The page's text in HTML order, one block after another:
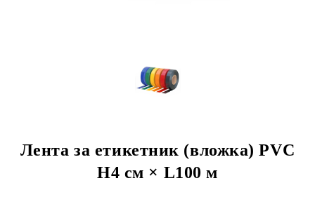
Лента за етикетник (вложка) PVC
H4 см × L100 м